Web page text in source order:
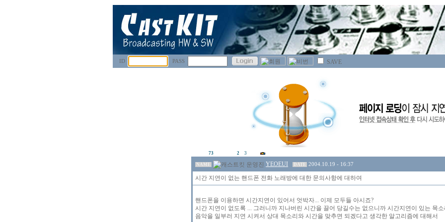
ID PASS SAVE
73 2 3
NAME YEOEUI DATE 2004.10.19 - 16:37
시간 지연이 없는 핸드폰 전화 노래방에 대한 문의사항에 대하여
핸드폰을 이용하면 시간지연이 있어서 엇박자... 이제 모두들 아시죠?
시간 지연이 없도록 ... 그러니까 지나버린 시간을 끌어 당길수는 없으니까 시간지연이 있는 목
음악을 일부러 지연 시켜서 상대 목소리와 시간을 맞추면 되겠다고 생각한 알고리즘에 대해서